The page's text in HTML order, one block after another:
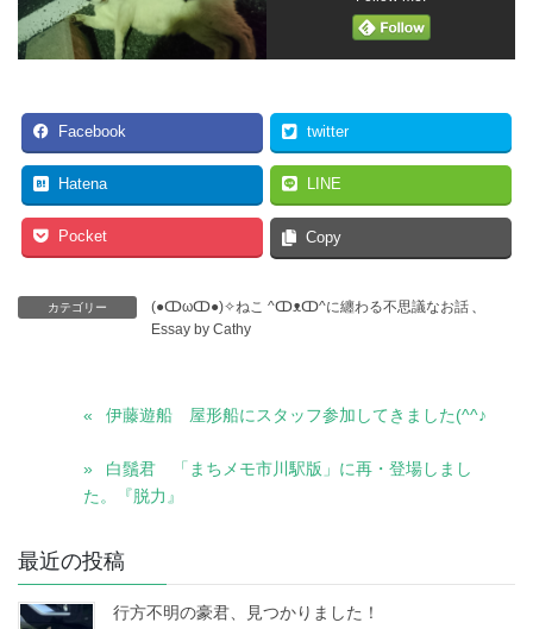
Facebook twitter
Hatena LINE
Pocket Copy
カテゴリー (●ↀωↀ●)✧ねこ ^ↀᴥↀ^に纏わる不思議なお話 、
Essay by Cathy
伊藤遊船 屋形船にスタッフ参加してきました(^^♪
白鬚君 「まちメモ市川駅版」に再・登場しまし
た。『脱力』
最近の投稿
行方不明の豪君、見つかりました！